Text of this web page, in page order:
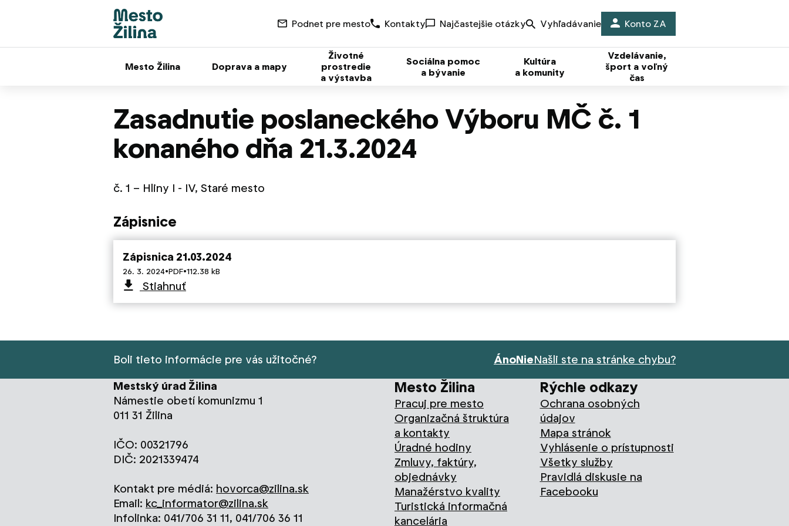
Podnet pre mesto Kontakty Najčastejšie otázky Vyhľadávanie Konto ZA
Mesto Žilina Doprava a mapy
Životné
prostredie
a výstavba
Sociálna pomoc
a bývanie
Kultúra
a komunity
Vzdelávanie,
šport a voľný
čas
Zasadnutie poslaneckého Výboru MČ č. 1
konaného dňa 21.3.2024
č. 1 – Hliny I - IV, Staré mesto
Zápisnice
Zápisnica 21.03.2024
26. 3. 2024·PDF·112.38 kB
Stiahnuť
Boli tieto informácie pre vás užitočné? ÁnoNieNašli ste na stránke chybu?
Mestský úrad Žilina
Námestie obetí komunizmu 1
011 31 Žilina
IČO: 00321796
DIČ: 2021339474
Kontakt pre médiá: hovorca@zilina.sk
Email: kc_informator@zilina.sk
Infolinka: 041/706 31 11, 041/706 36 11
Mesto Žilina
Pracuj pre mesto
Organizačná štruktúra
a kontakty
Úradné hodiny
Zmluvy, faktúry,
objednávky
Manažérstvo kvality
Turistická informačná
kancelária
Rýchle odkazy
Ochrana osobných
údajov
Mapa stránok
Vyhlásenie o prístupnosti
Všetky služby
Pravidlá diskusie na
Facebooku